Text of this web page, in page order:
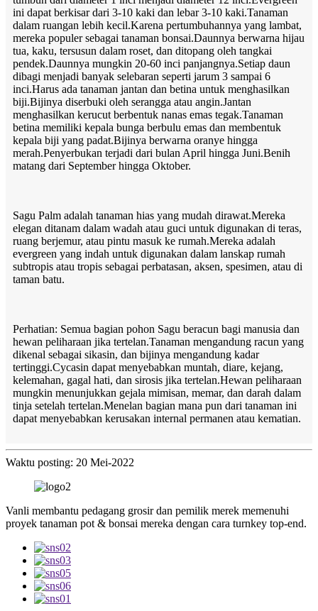
ini dapat berkisar dari 3-10 kaki dan lebar 3-10 kaki.Tanaman
dalam ruangan lebih kecil.Karena pertumbuhannya yang lambat,
mereka populer sebagai tanaman bonsai.Daunnya berwarna hijau
tua, kaku, tersusun dalam roset, dan ditopang oleh tangkai
pendek.Daunnya mungkin 20-60 inci panjangnya.Setiap daun
dibagi menjadi banyak selebaran seperti jarum 3 sampai 6
inci.Harus ada tanaman jantan dan betina untuk menghasilkan
biji.Bijinya diserbuki oleh serangga atau angin.Jantan
menghasilkan kerucut berbentuk nanas emas tegak.Tanaman
betina memiliki kepala bunga berbulu emas dan membentuk
kepala biji yang padat.Bijinya berwarna oranye hingga
merah.Penyerbukan terjadi dari bulan April hingga Juni.Benih
matang dari September hingga Oktober.
Sagu Palm adalah tanaman hias yang mudah dirawat.Mereka
elegan ditanam dalam wadah atau guci untuk digunakan di teras,
ruang berjemur, atau pintu masuk ke rumah.Mereka adalah
evergreen yang indah untuk digunakan dalam lanskap rumah
subtropis atau tropis sebagai perbatasan, aksen, spesimen, atau di
taman batu.
Perhatian: Semua bagian pohon Sagu beracun bagi manusia dan
hewan peliharaan jika tertelan.Tanaman mengandung racun yang
dikenal sebagai sikasin, dan bijinya mengandung kadar
tertinggi.Cycasin dapat menyebabkan muntah, diare, kejang,
kelemahan, gagal hati, dan sirosis jika tertelan.Hewan peliharaan
mungkin menunjukkan gejala mimisan, memar, dan darah dalam
tinja setelah tertelan.Menelan bagian mana pun dari tanaman ini
dapat menyebabkan kerusakan internal permanen atau kematian.
Waktu posting: 20 Mei-2022
Vanli membantu pedagang grosir dan pemilik merek memenuhi
proyek tanaman pot & bonsai mereka dengan cara turnkey top-end.